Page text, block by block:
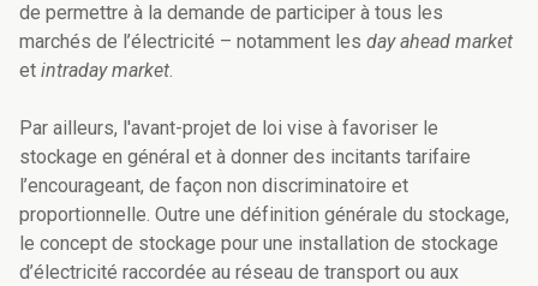
de permettre à la demande de participer à tous les
marchés de l’électricité – notamment les day ahead market
et intraday market.
Par ailleurs, l'avant-projet de loi vise à favoriser le
stockage en général et à donner des incitants tarifaire
l’encourageant, de façon non discriminatoire et
proportionnelle. Outre une définition générale du stockage,
le concept de stockage pour une installation de stockage
d’électricité raccordée au réseau de transport ou aux